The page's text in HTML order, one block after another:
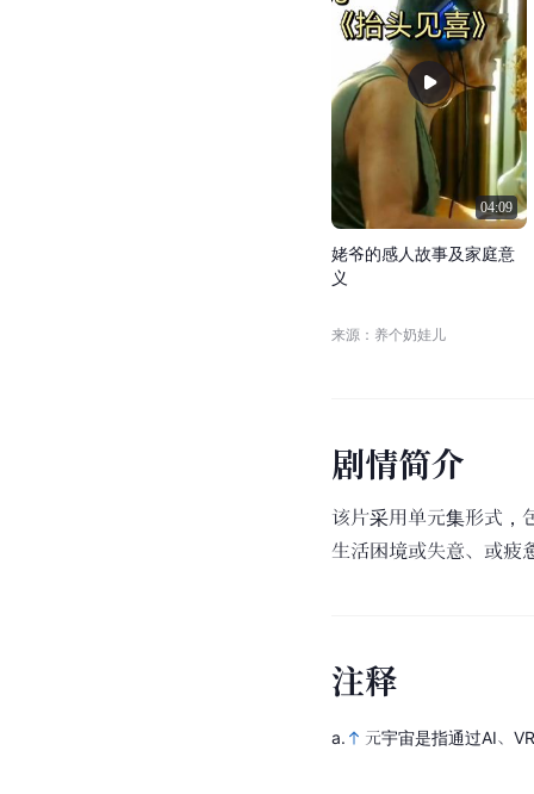
04:09
姥爷的感 人 故事及家庭意
义
来源：养个奶娃儿
剧情简介
该片采用单元集形式，
生活困境或失意、或疲
注释
a. 元宇宙是指通过AI、